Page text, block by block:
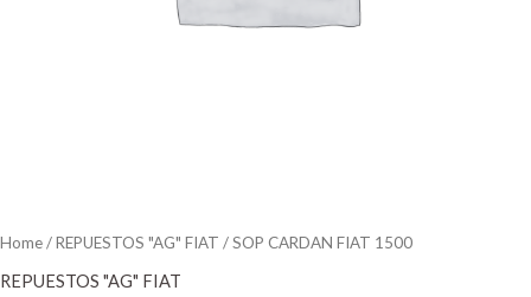
Home/REPUESTOS "AG" FIAT / SOP CARDAN FIAT 1500
REPUESTOS "AG" FIAT